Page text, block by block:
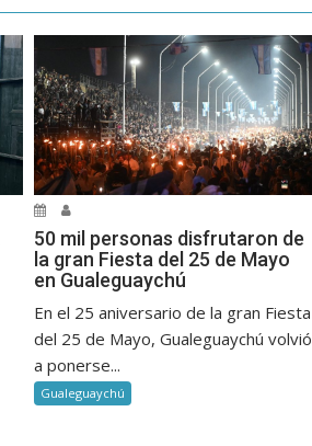
50 mil personas disfrutaron de
la gran Fiesta del 25 de Mayo
en Gualeguaychú
En el 25 aniversario de la gran Fiesta
del 25 de Mayo, Gualeguaychú volvió
a ponerse...
Gualeguaychú